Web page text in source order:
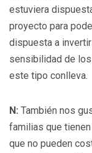
estuviera
proyecto para
dispuesta a
sensibilidad de
este tipo conlleva.
N: También nos
familias que
que no pueden